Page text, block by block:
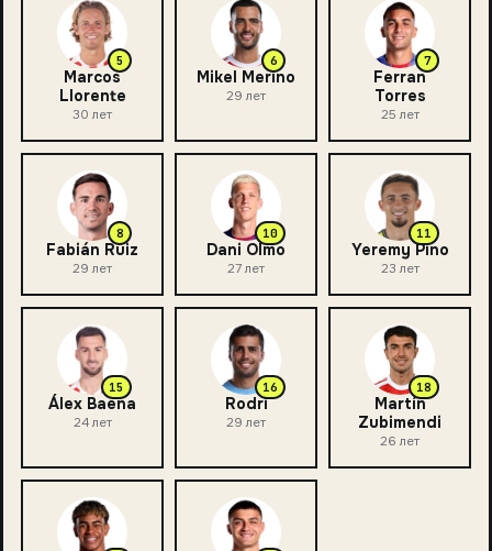
5
Marcos
Llorente
30 лет
6
Mikel Merino
29 лет
7
Ferran
Torres
25 лет
8
Fabián Ruiz
29 лет
10
Dani Olmo
27 лет
11
Yeremy Pino
23 лет
15
Álex Baena
24лет
16
Rodri
29 лет
18
Martín
Zubimendi
26 лет